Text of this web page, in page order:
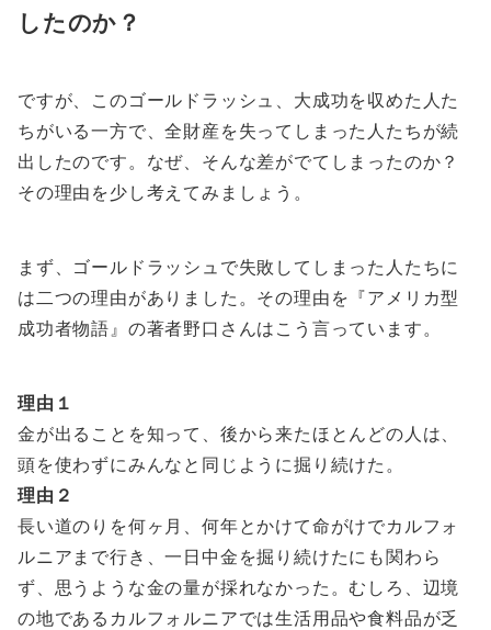
したのか？
ですが、このゴールドラッシュ、大成功を収めた人た
ちがいる一方で、全財産を失ってしまった人たちが続
出したのです。なぜ、そんな差がでてしまったのか？
その理由を少し考えてみましょう。
まず、ゴールドラッシュで失敗してしまった人たちに
は二つの理由がありました。その理由を『アメリカ型
成功者物語』の著者野口さんはこう言っています。
理由１
金が出ることを知って、後から来たほとんどの人は、
頭を使わずにみんなと同じように掘り続けた。
理由２
長い道のりを何ヶ月、何年とかけて命がけでカルフォ
ルニアまで行き、一日中金を掘り続けたにも関わら
ず、思うような金の量が採れなかった。むしろ、辺境
の地であるカルフォルニアでは生活用品や食料品が乏